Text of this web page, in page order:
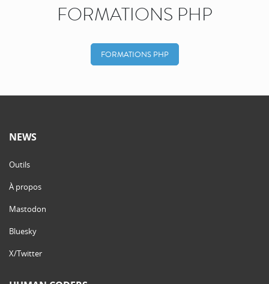
FORMATIONS PHP
FORMATIONS PHP
NEWS
Outils
À propos
Mastodon
Bluesky
X/Twitter